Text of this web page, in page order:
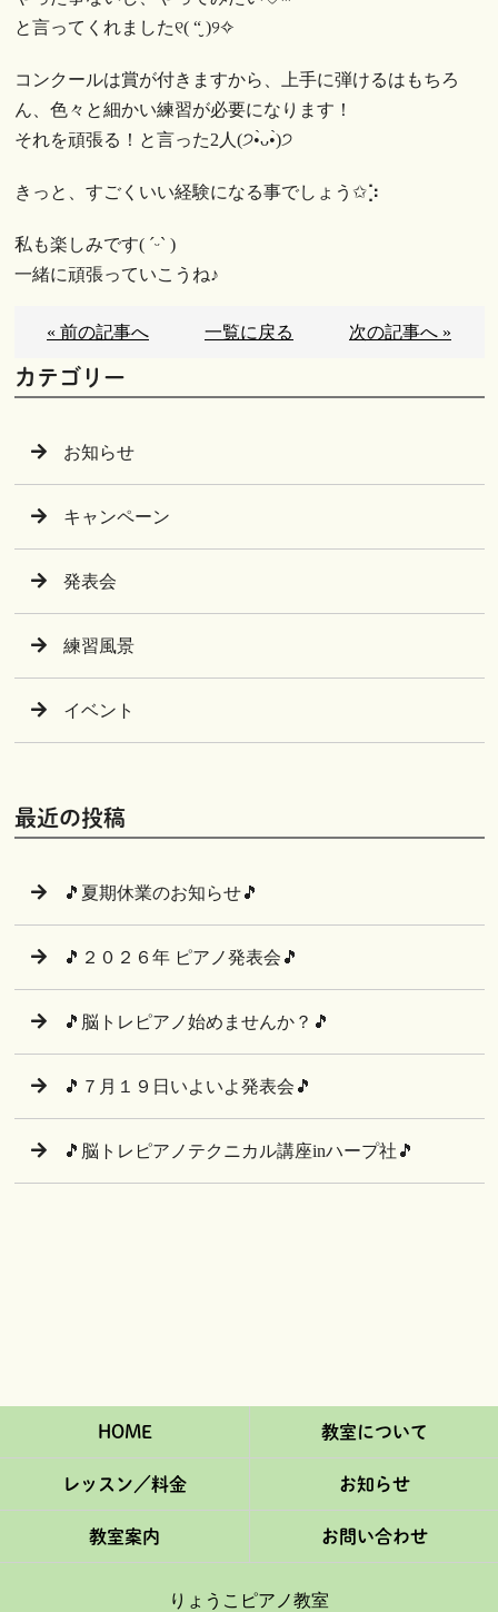
と言ってくれました୧( “̮ )୨✧︎
コンクールは賞が付きますから、上手に弾けるはもちろ
ん、色々と細かい練習が必要になります！
それを頑張る！と言った2人(੭•̀ᴗ•̀)੭
きっと、すごくいい経験になる事でしょう✩︎⡱
私も楽しみです( ˊᵕˋ )
一緒に頑張っていこうね♪
« 前の記事へ 一覧に戻る 次の記事へ »
カテゴリー
お知らせ
キャンペーン
発表会
練習風景
イベント
最近の投稿
🎵夏期休業のお知らせ🎵
🎵２０２６年 ピアノ発表会🎵
🎵脳トレピアノ始めませんか？🎵
🎵７月１９日いよいよ発表会🎵
🎵脳トレピアノテクニカル講座inハープ社🎵
HOME 教室について
レッスン／料金 お知らせ
教室案内 お問い合わせ
りょうこピアノ教室